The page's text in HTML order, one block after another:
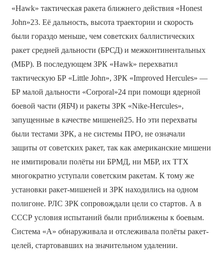
«Hawk» тактическая ракета ближнего действия «Honest
John»23. Её дальность, высота траектории и скорость
были гораздо меньше, чем советских баллистических
ракет средней дальности (БРСД) и межконтинентальных
(МБР). В последующем ЗРК «Hawk» перехватил
тактическую БР «Little John», ЗРК «Improved Hercules» —
БР малой дальности «Corporal»24 при помощи ядерной
боевой части (ЯБЧ) и ракеты ЗРК «Nike-Hercules»,
запущенные в качестве мишеней25. Но эти перехваты
были тестами ЗРК, а не системы ПРО, не означали
защиты от советских ракет, так как американские мишени
не имитировали полёты ни БРМД, ни МБР, их ТТХ
многократно уступали советским ракетам. К тому же
установки ракет-мишеней и ЗРК находились на одном
полигоне. РЛС ЗРК сопровождали цели со стартов. А в
СССР условия испытаний были приближены к боевым.
Система «А» обнаруживала и отслеживала полёты ракет-
целей, стартовавших на значительном удалении.